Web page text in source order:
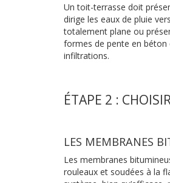
Un toit-terrasse doit
dirige les eaux de pluie
totalement plane ou
formes de pente en béton
infiltrations.
ÉTAPE 2 :
LES MEMBRANES
Les membranes
rouleaux et soudées à la